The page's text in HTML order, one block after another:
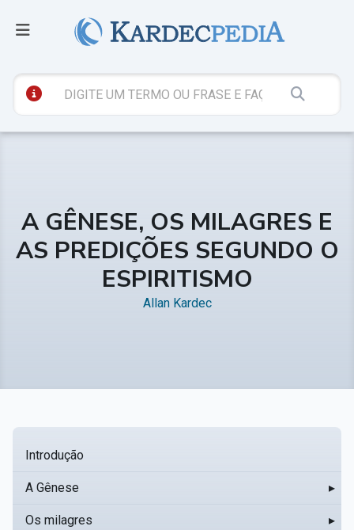
A GÊNESE, OS MILAGRES E
AS PREDIÇÕES SEGUNDO O
ESPIRITISMO
Allan Kardec
Introdução
A Gênese ▸
Os milagres ▸